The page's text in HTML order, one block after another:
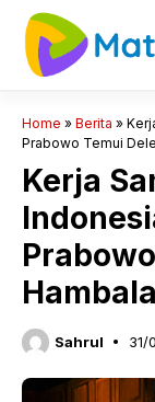
Langsung
Home » Berita »
Prabowo Temui
Kerja
Sahrul 31/